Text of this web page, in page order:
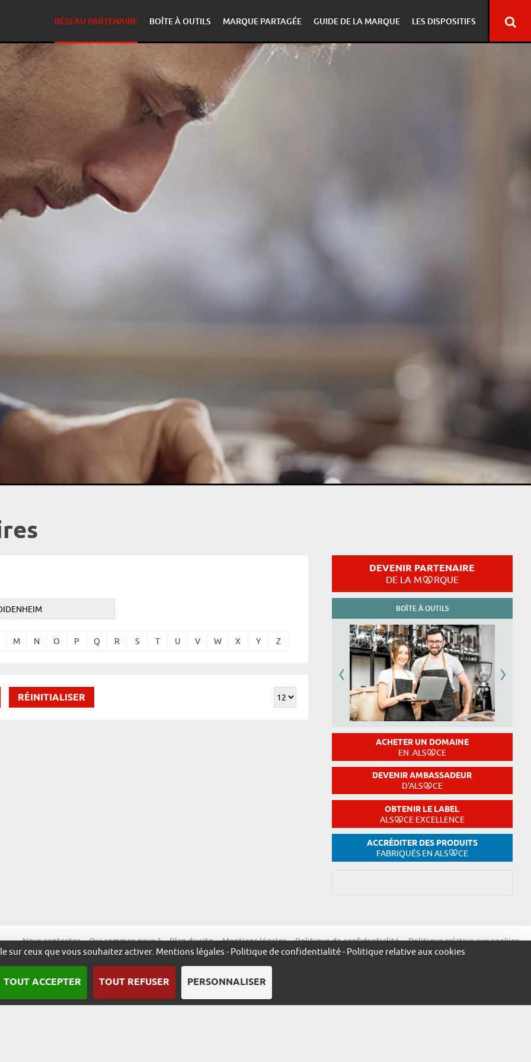
RÉSEAU PARTENAIRE BOÎTE À OUTILS MARQUE PARTAGÉE GUIDE DE LA MARQUE LES DISPOSITIFS
M N O P Q R S T U V W X Y Z
RÉINITIALISER
DEVENIR PARTENAIRE
DE LA M RQUE
BOÎTE À OUTILS
ACHETER UN DOMAINE
EN .ALS CE
DEVENIR AMBASSADEUR
D'ALS CE
OBTENIR LE LABEL
ALS CE EXCELLENCE
ACCRÉDITER DES PRODUITS
FABRIQUÉS EN ALS CE
Nous contacter Qui sommes-nous ? Plan du site Mentions légales Politique de confidentialité Politique relative aux cookies
sur ceux que vous souhaitez activer. Mentions légales - Politique de confidentialité- Politique relative aux cookies
TOUT ACCEPTER TOUT REFUSER PERSONNALISER